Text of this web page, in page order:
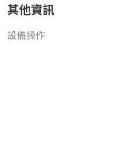
其他資訊
設備操作